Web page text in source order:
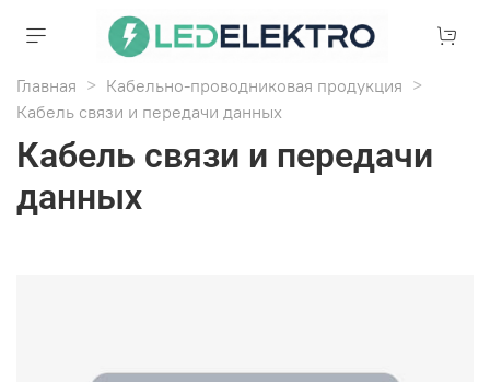
Главная
Кабельно-проводниковая продукция
Кабель связи и передачи данных
Кабель связи и передачи
данных